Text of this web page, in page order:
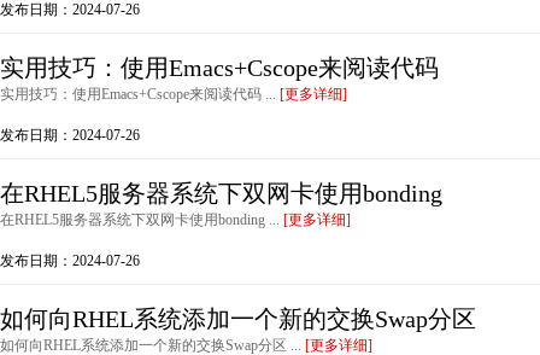
发布日期：2024-07-26
实用技巧：使用Emacs+Cscope来阅读代码
实用技巧：使用Emacs+Cscope来阅读代码 ... [更多详细]
发布日期：2024-07-26
在RHEL5服务器系统下双网卡使用bonding
在RHEL5服务器系统下双网卡使用bonding ... [更多详细]
发布日期：2024-07-26
如何向RHEL系统添加一个新的交换Swap分区
如何向RHEL系统添加一个新的交换Swap分区 ... [更多详细]